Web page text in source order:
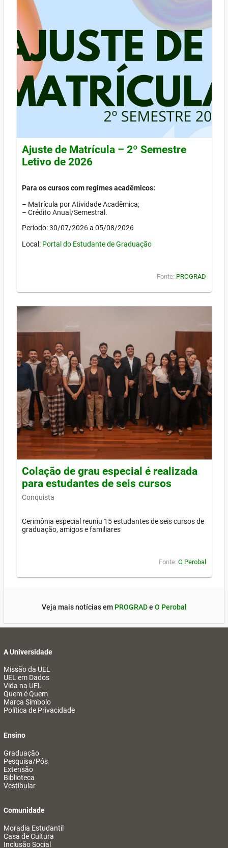
Ajuste de Matrícula – 2º Semestre
Letivo de 2026
Para os cursos com regimes acadêmicos:
– Matrícula por Atividade Acadêmica;
– Crédito Anual/Semestral.
Período: 30/07/2026 a 05/08/2026
Local: Portal do Estudante de Graduação
Fonte: PROGRAD
Colação de grau especial é realizada
para estudantes de seis cursos
Conquista
Cerimônia especial reuniu 15 estudantes de seis cursos de
graduação, amigos e familiares
Fonte: O Perobal
Veja mais notícias em PROGRADe O Perobal
A Universidade
Missão da UEL
UEL em Dados
Vida na UEL
Quem é Quem
Marca Símbolo
Política de Privacidade
Ensino
Graduação
Pesquisa/Pós
Extensão
Biblioteca
Vestibular
Comunidade
Moradia Estudantil
Casa de Cultura
Inclusão Social